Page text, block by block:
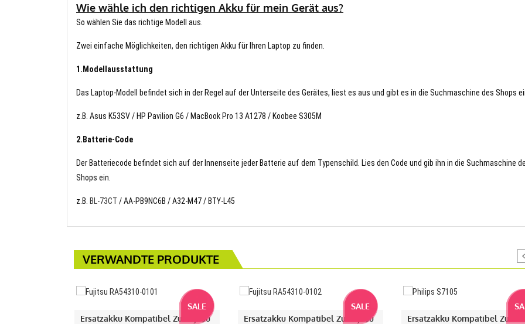
Wie wähle ich den richtigen Akku für mein Gerät aus?
So wählen Sie das richtige Modell aus.
Zwei einfache Möglichkeiten, den richtigen Akku für Ihren Laptop zu finden.
1.Modellausstattung
Das Laptop-Modell befindet sich in der Regel auf der Unterseite des Gerätes, liest es aus und gibt es in die Suchmaschine des Shops
z.B. Asus K53SV / HP Pavilion G6 / MacBook Pro 13 A1278 / Koobee S305M
2.Batterie-Code
Der Batteriecode befindet sich auf der Innenseite jeder Batterie auf dem Typenschild. Lies den Code und gib ihn in die Suchmaschine
Shops ein.
z.B. BL-73CT / AA-PB9NC6B / A32-M47 / BTY-L45
VERWANDTE PRODUKTE
SALE
Ersatzakku Kompatibel Zu Fujitsu
SALE
Ersatzakku Kompatibel Zu Fujitsu
Ersatzakku Kompatibel Zu